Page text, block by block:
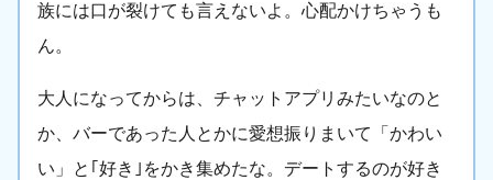
族には口が裂けても言えないよ。心配かけちゃうも
ん。
大人になってからは、チャットアプリみたいなのと
か、バーであった人とかに愛想振りまいて「かわい
い」と｢好き｣をかき集めたな。デートするのが好き